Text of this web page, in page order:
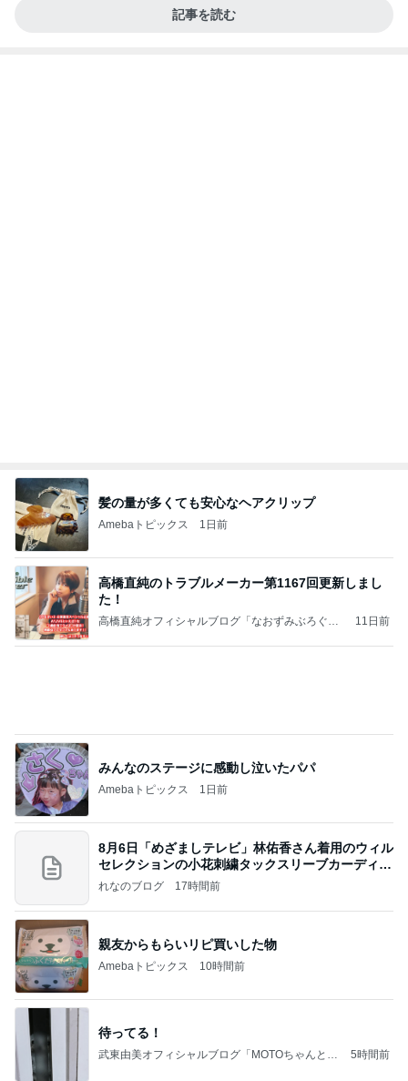
記事を読む
髪の量が多くても安心なヘアクリップ
Amebaトピックス 1日前
高橋直純のトラブルメーカー第1167回更新しまし
た！
高橋直純オフィシャルブログ「なおずみぶろぐ」
11日前
みんなのステージに感動し泣いたパパ
Amebaトピックス 1日前
8月6日「めざましテレビ」林佑香さん着用のウィル
セレクションの小花刺繍タックスリーブカーディガ
ン
れなのブログ 17時間前
親友からもらいリピ買いした物
Amebaトピックス 10時間前
待ってる！
武東由美オフィシャルブログ「MOTOちゃんとの
5時間前